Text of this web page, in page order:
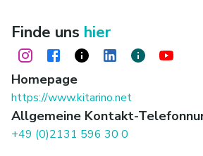
Finde uns hier
Homepage
https://www.kitarino.net
Allgemeine Kontakt-
+49 (0)2131 596 30 0